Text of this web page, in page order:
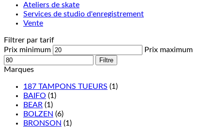
Ateliers de skate
Services de studio d'enregistrement
Vente
Filtrer par tarif
Prix minimum
Prix maximum
Filtre
Marques
187 TAMPONS TUEURS (1)
BAIFO (1)
BEAR (1)
BOLZEN (6)
BRONSON (1)